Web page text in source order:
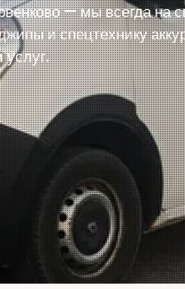
— мы всегда
и спецтехнику